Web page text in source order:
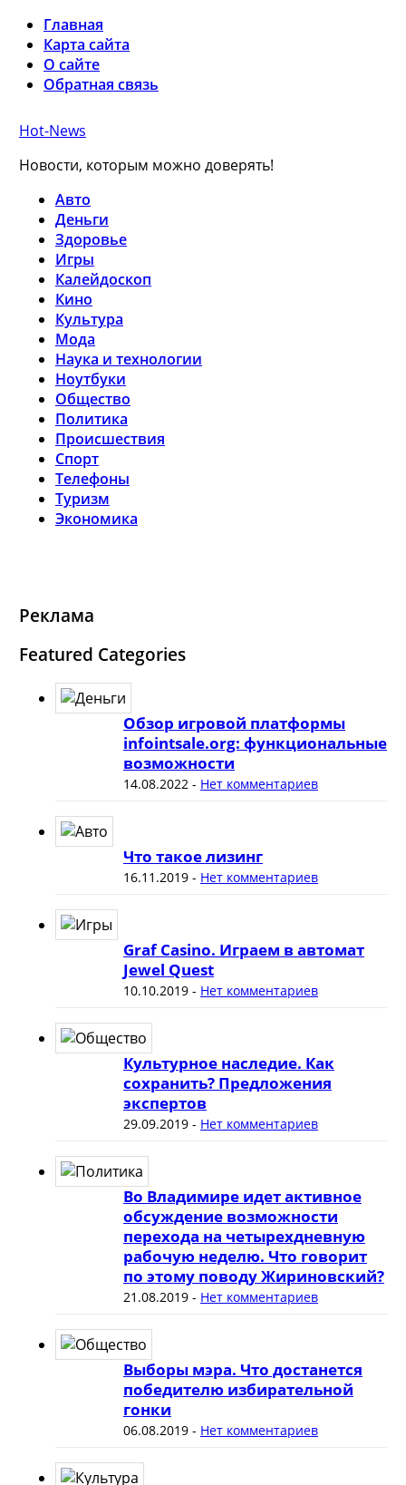
Главная
Карта сайта
О сайте
Обратная связь
Hot-News
Новости, которым можно доверять!
Авто
Деньги
Здоровье
Игры
Калейдоскоп
Кино
Культура
Мода
Наука и технологии
Ноутбуки
Общество
Политика
Происшествия
Спорт
Телефоны
Туризм
Экономика
Реклама
Featured Categories
Обзор игровой платформы
infointsale.org: функциональные
возможности
14.08.2022- Нет комментариев
Что такое лизинг
16.11.2019- Нет комментариев
Graf Casino. Играем в автомат
Jewel Quest
10.10.2019- Нет комментариев
Культурное наследие. Как
сохранить? Предложения
экспертов
29.09.2019- Нет комментариев
Во Владимире идет активное
обсуждение возможности
перехода на четырехдневную
рабочую неделю. Что говорит
по этому поводу Жириновский?
21.08.2019- Нет комментариев
Выборы мэра. Что достанется
победителю избирательной
гонки
06.08.2019- Нет комментариев